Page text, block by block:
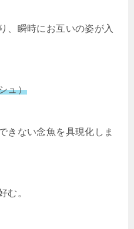
、瞬時にお互いの姿が入
ュ）
きない念魚を具現化しま
む。